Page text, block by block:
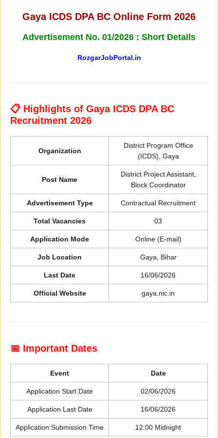
Gaya ICDS DPA BC Online Form 2026
Advertisement No. 01/2026 : Short Details
RozgarJobPortal.in
📋 Highlights of Gaya ICDS DPA BC
Recruitment 2026
Organization
District Program Office
(ICDS), Gaya
Post Name
District Project Assistant,
Block Coordinator
Advertisement Type Contractual Recruitment
Total Vacancies 03
Application Mode Online (E-mail)
Job Location Gaya, Bihar
Last Date 16/06/2026
Official Website gaya.nic.in
📅 Important Dates
Event Date
Application Start Date 02/06/2026
Application Last Date 16/06/2026
Application Submission Time 12:00 Midnight